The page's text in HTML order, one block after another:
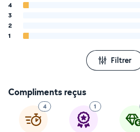
4
3
2
1
Filtrer
Compliments reçus
4 1